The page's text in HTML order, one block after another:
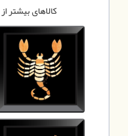
کالاهای بیشتر از